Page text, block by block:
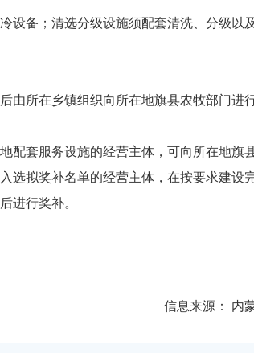
设备；清选分级设施须配套清洗、分级以
由所在乡镇组织向所在地旗县农牧部门进
配套服务设施的经营主体，可向所在地旗
选拟奖补名单的经营主体，在按要求建设
进行奖补。
信息来源： 内